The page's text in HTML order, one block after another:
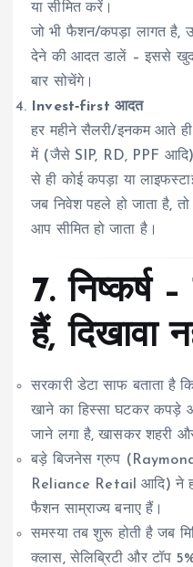
या सीमित करें।
जो भी फैशन/कपड़ा लागत है,
देने की आदत डालें – इससे
बार सोचेंगे।
Invest‑first आदत
हर महीने सैलरी/इनकम आते
में (जैसे SIP, RD, PPF आदि)
से ही कोई कपड़ा या
जब निवेश पहले हो जाता है,
आप सीमित हो जाता है।
7. निष्कर्ष
हैं, दिखावा
सरकारी डेटा साफ बताता है
खाने का हिस्सा घटकर कपड़े
जाने लगा है, खासकर शहरी
बड़े बिजनेस ग्रुप
Reliance Retail आदि) ने
फैशन साम्राज्य बनाए हैं।
समस्या तब शुरू होती है जब
क्लास, सेलिब्रिटी और टॉप